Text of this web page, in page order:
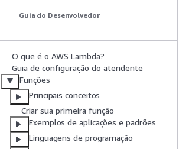
Guia do Desenvolvedor
O que é o AWS Lambda?
Guia de configuração do atendente
Funções
Principais conceitos
Criar sua primeira função
Exemplos de aplicações e padrões
Linguagens de programação